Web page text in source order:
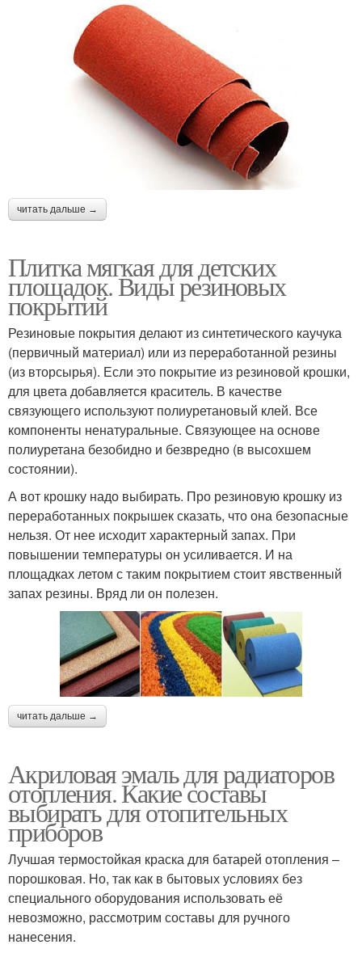
читать дальше →
Плитка мягкая для детских
площадок. Виды резиновых
покрытий
Резиновые покрытия делают из синтетического каучука
(первичный материал) или из переработанной резины
(из вторсырья). Если это покрытие из резиновой крошки,
для цвета добавляется краситель. В качестве
связующего используют полиуретановый клей. Все
компоненты ненатуральные. Связующее на основе
полиуретана безобидно и безвредно (в высохшем
состоянии).
А вот крошку надо выбирать. Про резиновую крошку из
переработанных покрышек сказать, что она безопасные
нельзя. От нее исходит характерный запах. При
повышении температуры он усиливается. И на
площадках летом с таким покрытием стоит явственный
запах резины. Вряд ли он полезен.
читать дальше →
Акриловая эмаль для радиаторов
отопления. Какие составы
выбирать для отопительных
приборов
Лучшая термостойкая краска для батарей отопления –
порошковая. Но, так как в бытовых условиях без
специального оборудования использовать её
невозможно, рассмотрим составы для ручного
нанесения.